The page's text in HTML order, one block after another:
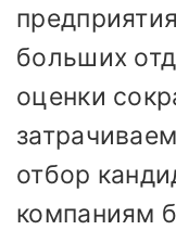
больших
оценки
отбор
компаниям